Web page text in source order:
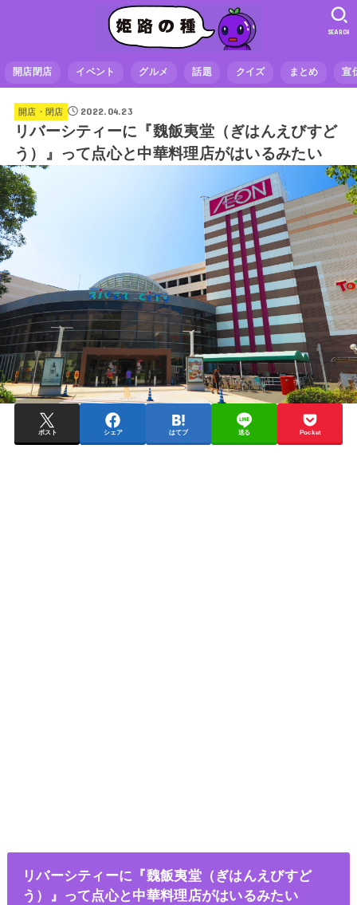
開店閉店 イベント グルメ 話題 クイズ まとめ 宣
SEARCH
開店・閉店 2022.04.23
リバーシティーに『魏飯夷堂（ぎはんえびすど
う）』って点心と中華料理店がはいるみたい
ポスト シェア はてブ 送る Pocket
リバーシティーに『魏飯夷堂（ぎはんえびすど
う）』って点心と中華料理店がはいるみたい